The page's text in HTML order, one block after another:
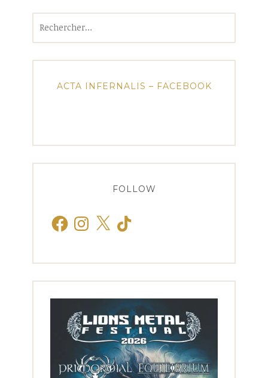
ACTA INFERNALIS – FACEBOOK
FOLLOW
FacebookInstagram
X TikTok